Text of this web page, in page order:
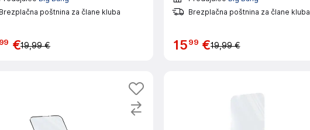
Brezplačna poštnina za člane kluba
99 €19,99 €
Brezplačna poštnina za člane kluba
1599 €19,99 €